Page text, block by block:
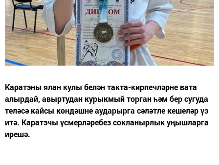
Каратэны ялан кулы белән такта-кирпечләрне вата
алырдай, авыртудан курыкмый торган һәм бер сугуда
теләсә кайсы көндәшне аударырга сәләтле кешеләр үз
итә. Каратэчы үсмерләребез сокланырлык уңышларга
ирешә.